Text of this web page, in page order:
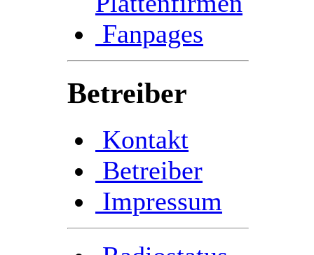
Fanpages
Betreiber
Kontakt
Betreiber
Impressum